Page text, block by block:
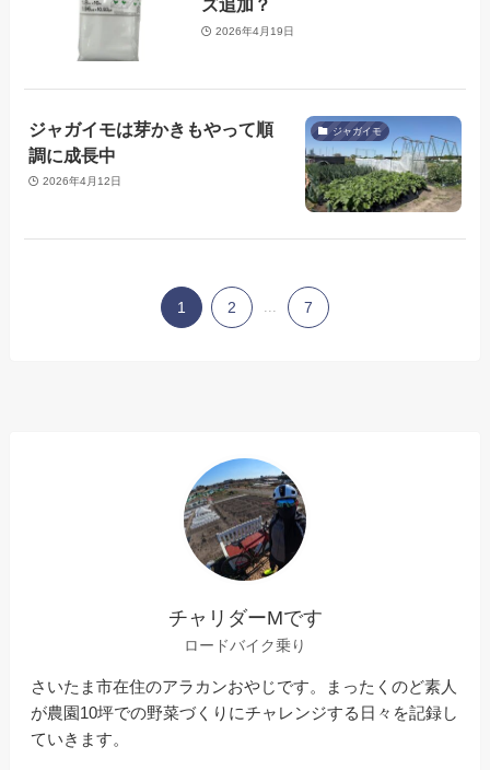
ズ追加？
2026年4月19日
ジャガイモ
ジャガイモは芽かきもやって順
調に成長中
2026年4月12日
1 2 7
チャリダーMです
ロードバイク乗り
さいたま市在住のアラカンおやじです。まったくのど素人
が農園10坪での野菜づくりにチャレンジする日々を記録し
ていきます。